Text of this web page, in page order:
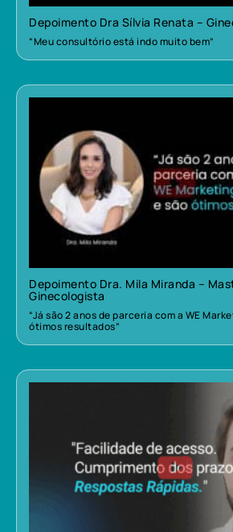
Depoimento Dra Sílvia Renata –
“Meu consultório está indo muito bem”
Depoimento Dra. Mila Miranda –
Ginecologista
“Já são 2 anos de parceria com a WE
ótimos resultados”